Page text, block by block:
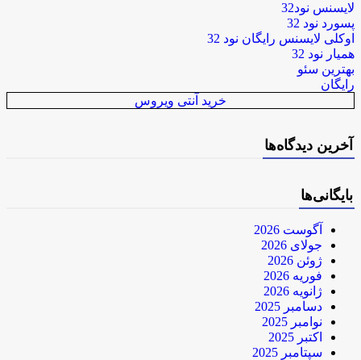
لایسنس نود32
پسورد نود 32
اوکلی لایسنس رایگان نود 32
همیار نود 32
بهترین سئو
رایگان
خرید آنتی ویروس
آخرین دیدگاه‌ها
بایگانی‌ها
آگوست 2026
جولای 2026
ژوئن 2026
فوریه 2026
ژانویه 2026
دسامبر 2025
نوامبر 2025
اکتبر 2025
سپتامبر 2025